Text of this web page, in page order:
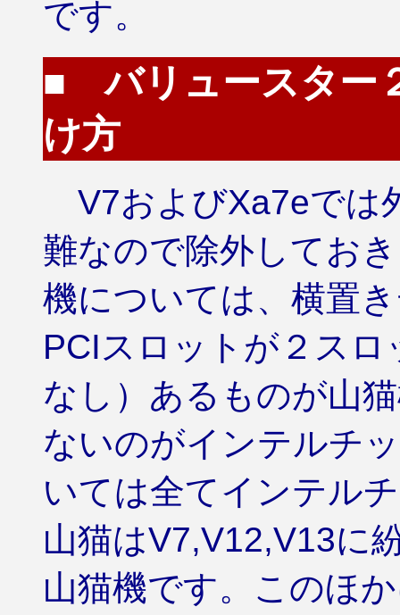
です。
■ バリュースター
け方
V7およびXa7eでは
難なので除外してお
機については、横置
PCIスロットが２ス
なし）あるものが山
ないのがインテルチ
いては全てインテル
山猫はV7,V12,V13に
山猫機です。このほ